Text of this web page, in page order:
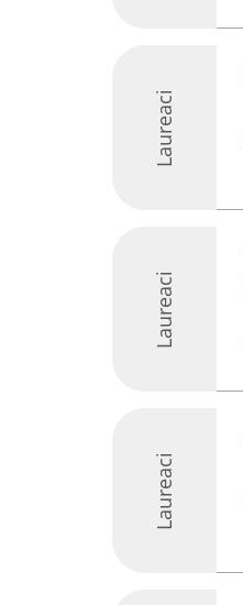
Laureaci
Laureaci
Laureaci